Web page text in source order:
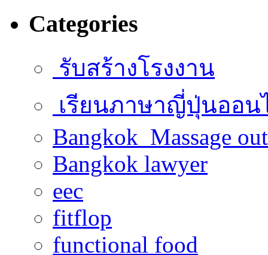
Categories
รับสร้างโรงงาน
เรียนภาษาญี่ปุ่นออน
Bangkok Massage
Bangkok lawyer
eec
fitflop
functional food